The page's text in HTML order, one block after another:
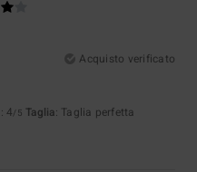
Acquisto verificato
: 4/5 Taglia: Taglia perfetta